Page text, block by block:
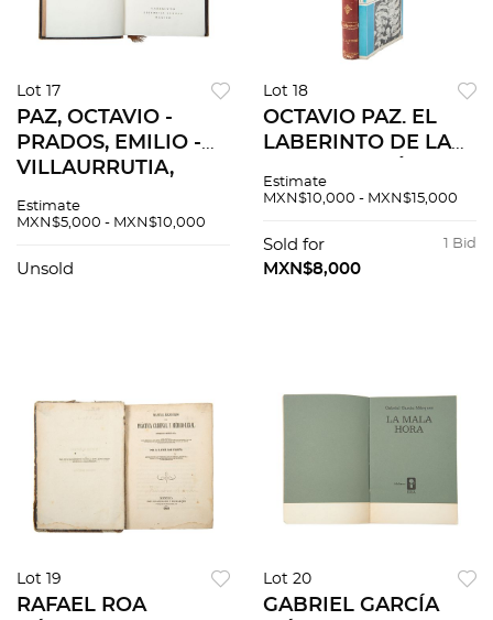
Lot 17
PAZ, OCTAVIO -
PRADOS, EMILIO -
VILLAURRUTIA,
ANTOLOGÍA DE LA
EN LENGUA
Estimate
MXN$5,000 - MXN$10,000
Unsold
Lot 18
OCTAVIO PAZ. EL
LABERINTO DE LA
EDICIONES
AMERICANOS, 1950.
Primera edición Pzs
Estimate
MXN$10,000 - MXN$15,000
1 Bid
Sold for
MXN$8,000
Lot 19
RAFAEL ROA
Lot 20
GABRIEL GARCÍA